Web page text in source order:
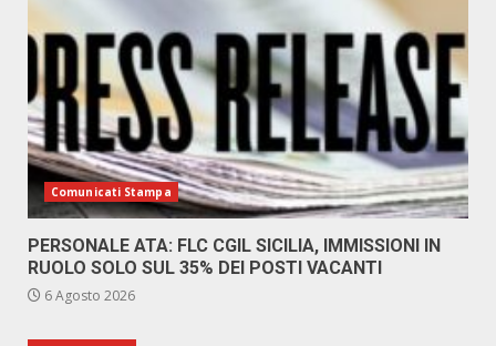
Comunicati Stampa
PERSONALE ATA: FLC CGIL SICILIA, IMMISSIONI IN
RUOLO SOLO SUL 35% DEI POSTI VACANTI
6 Agosto 2026